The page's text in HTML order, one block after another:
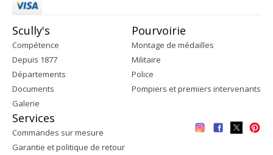
Scully's
Compétence
Depuis 1877
Départements
Documents
Galerie
Pourvoirie
Montage de médailles
Militaire
Police
Pompiers et premiers intervenants
Services
Commandes sur mesure
Garantie et politique de retour